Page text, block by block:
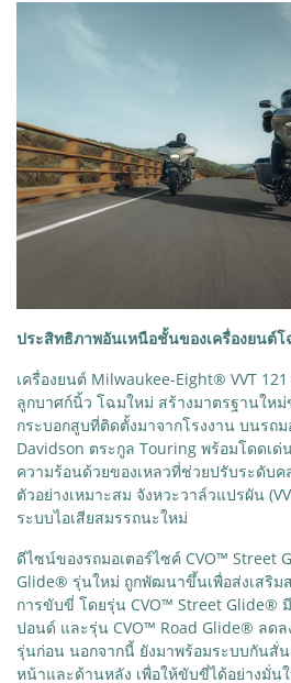
ประสิทธิภาพอันเหนือชั้นของเครื่องยนต์
เครื่องยนต์ Milwaukee-Eight® VVT
ลูกบาศก์นิ้ว โฉมใหม่ สร้างมาตรฐานให
กระบอกสูบที่ติดตั้งมาจากโรงงาน บนรถม
Davidson ตระกูล Touring พร้อมโดดเด่
ความร้อนด้วยของเหลวที่ช่วยปรับระดับ
ตัวอย่างเหมาะสม จังหวะวาล์วแปรผัน
ระบบไอเสียสมรรถนะใหม่
ดีไซน์ของรถมอเตอร์ไซค์ CVO™ Street
Glide® รุ่นใหม่ ถูกพัฒนาขึ้นเพื่อส่งเสริม
การขับขี่ โดยรุ่น CVO™ Street Glide®
ปอนด์ และรุ่น CVO™ Road Glide® ลดล
รุ่นก่อน นอกจากนี้ ยังมาพร้อมระบบกันสั่น
หน้าและด้านหลัง เพื่อให้ขับขี่ได้อย่างมั่น